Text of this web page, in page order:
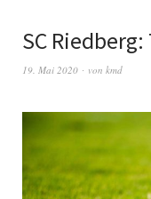
SC
19. Mai 2020 von kmd